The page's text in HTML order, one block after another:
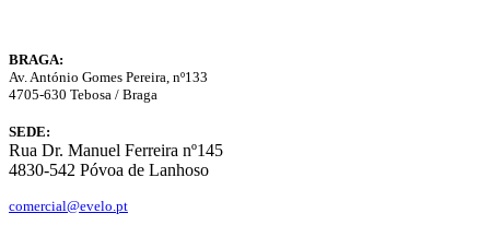
BRAGA:
Av. António Gomes Pereira, nº133
4705-630 Tebosa / Braga
SEDE:
Rua Dr. Manuel Ferreira nº145
4830-542 Póvoa de Lanhoso
comercial@evelo.pt